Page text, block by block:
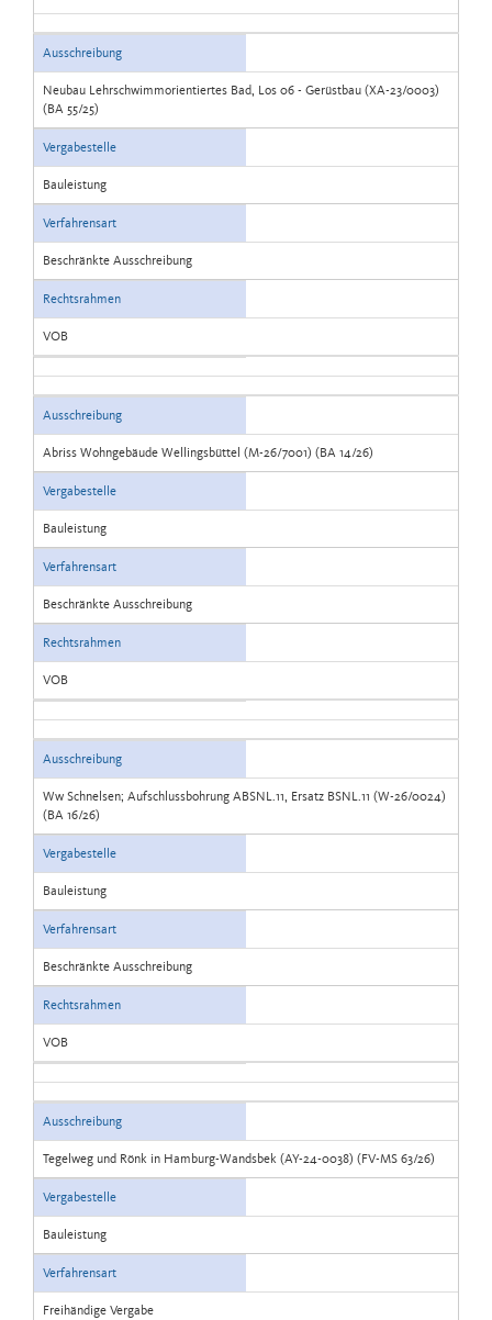
Ausschreibung
Neubau Lehrschwimmorientiertes Bad, Los 06 - Gerüstbau (XA-23/0003)
(BA 55/25)
Vergabestelle
Bauleistung
Verfahrensart
Beschränkte Ausschreibung
Rechtsrahmen
VOB
Ausschreibung
Abriss Wohngebäude Wellingsbüttel (M-26/7001) (BA 14/26)
Vergabestelle
Bauleistung
Verfahrensart
Beschränkte Ausschreibung
Rechtsrahmen
VOB
Ausschreibung
Ww Schnelsen; Aufschlussbohrung ABSNL.11, Ersatz BSNL.11 (W-26/0024)
(BA 16/26)
Vergabestelle
Bauleistung
Verfahrensart
Beschränkte Ausschreibung
Rechtsrahmen
VOB
Ausschreibung
Tegelweg und Rönk in Hamburg-Wandsbek (AY-24-0038) (FV-MS 63/26)
Vergabestelle
Bauleistung
Verfahrensart
Freihändige Vergabe